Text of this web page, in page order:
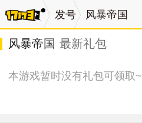
发号 风暴帝国
风暴帝国 最新礼包
本游戏暂时没有礼包可领取~